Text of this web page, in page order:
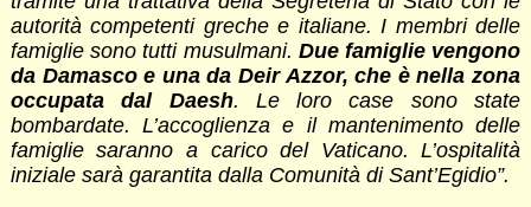
autorità competenti greche e italiane. I membri delle
famiglie sono tutti musulmani. Due famiglie vengono
da Damasco e una da Deir Azzor, che è nella zona
occupata dal Daesh. Le loro case sono state
bombardate. L’accoglienza e il mantenimento delle
famiglie saranno a carico del Vaticano. L’ospitalità
iniziale sarà garantita dalla Comunità di Sant’Egidio”.